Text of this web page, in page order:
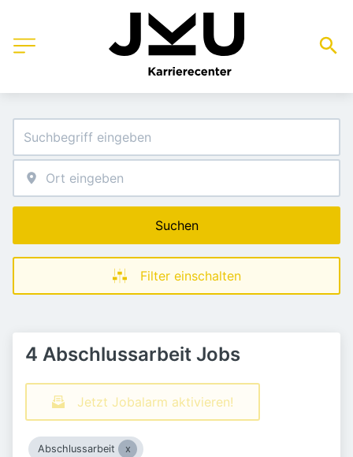
Suchen
Filter einschalten
4 Abschlussarbeit Jobs
Jetzt Jobalarm aktivieren!
Abschlussarbeit